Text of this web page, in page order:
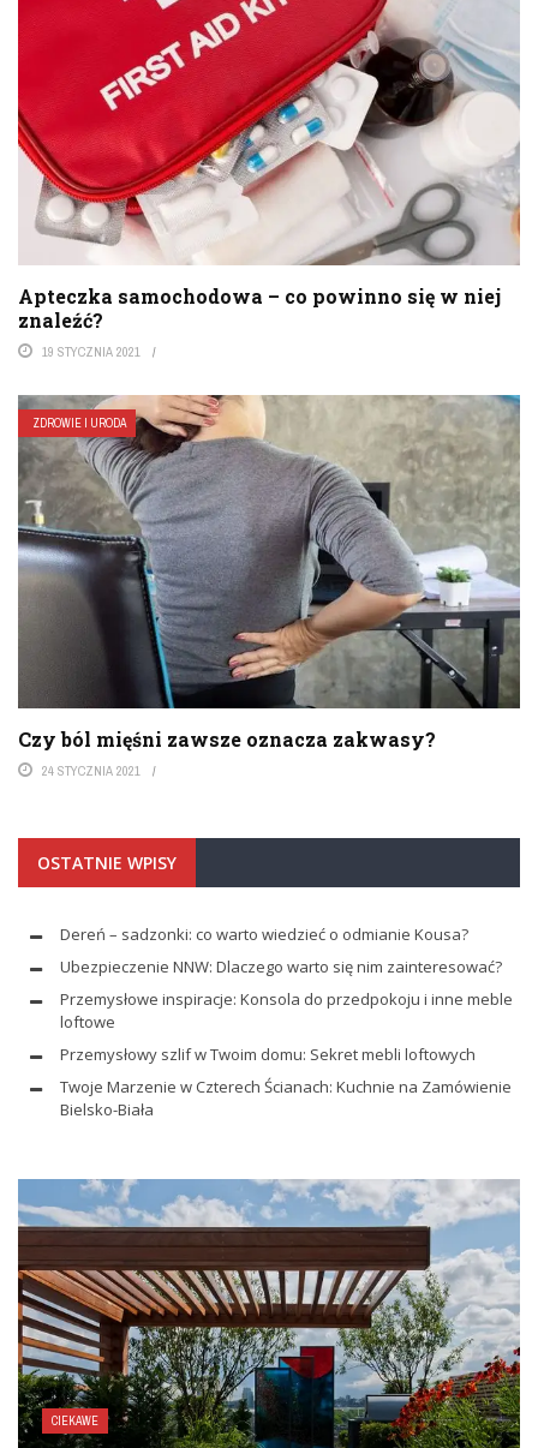
Apteczka samochodowa – co powinno się w niej
znaleźć?
19 STYCZNIA 2021
ZDROWIE I URODA
Czy ból mięśni zawsze oznacza zakwasy?
24 STYCZNIA 2021
OSTATNIE WPISY
Dereń – sadzonki: co warto wiedzieć o odmianie Kousa?
Ubezpieczenie NNW: Dlaczego warto się nim zainteresować?
Przemysłowe inspiracje: Konsola do przedpokoju i inne meble
loftowe
Przemysłowy szlif w Twoim domu: Sekret mebli loftowych
Twoje Marzenie w Czterech Ścianach: Kuchnie na Zamówienie
Bielsko-Biała
CIEKAWE